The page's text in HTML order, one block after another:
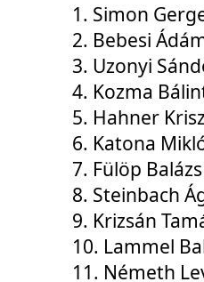
1. Simon
2. Bebesi
3. Uzonyi
4. Kozma
5. Hahner
6. Katona
7. Fülöp Balázs
8. Steinbach
9. Krizsán
10. Lammel
11. Németh